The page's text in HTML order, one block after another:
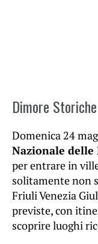
Dimore
Domenica 24
Nazionale delle
per entrare in
solitamente non
Friuli Venezia
previste, con
scoprire luoghi